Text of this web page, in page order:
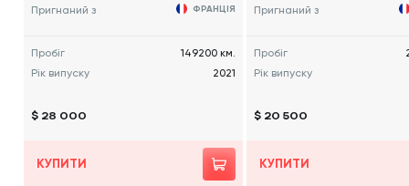
Пригнаний з ФРАНЦІЯ
Пробіг
149200 км.
Рік випуску
2021
$ 28 000
КУПИТИ
Пригнаний з
Пробіг
Рік випуску
$ 20 500
КУПИТИ